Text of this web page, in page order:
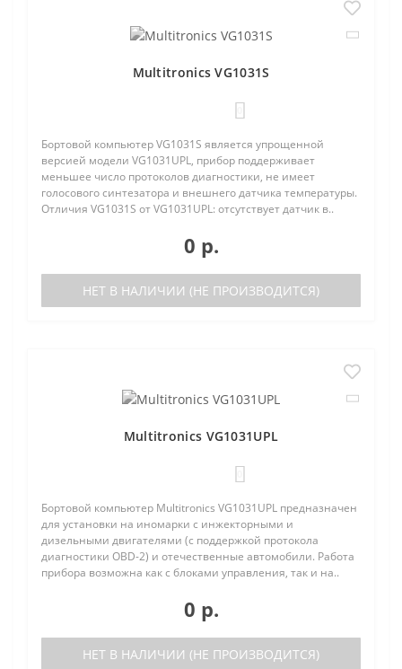
Multitronics VG1031S
Бортовой компьютер VG1031S является упрощенной
версией модели VG1031UPL, прибор поддерживает
меньшее число протоколов диагностики, не имеет
голосового синтезатора и внешнего датчика температуры.
Отличия VG1031S от VG1031UPL: отсутствует датчик в..
0 р.
НЕТ В НАЛИЧИИ (НЕ ПРОИЗВОДИТСЯ)
Multitronics VG1031UPL
Бортовой компьютер Multitronics VG1031UPL предназначен
для установки на иномарки с инжекторными и
дизельными двигателями (с поддержкой протокола
диагностики OBD-2) и отечественные автомобили. Работа
прибора возможна как с блоками управления, так и на..
0 р.
НЕТ В НАЛИЧИИ (НЕ ПРОИЗВОДИТСЯ)